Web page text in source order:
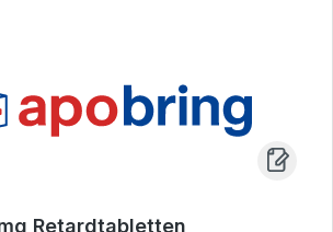
Retardtabletten